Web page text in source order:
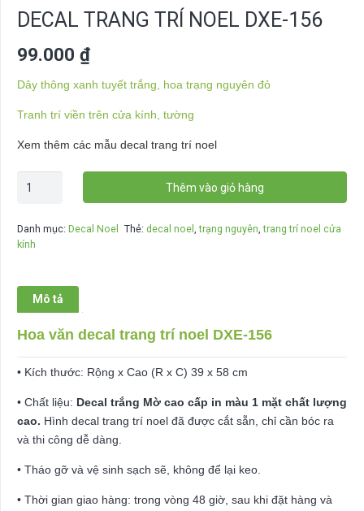
DECAL TRANG TRÍ NOEL DXE-156
99.000 ₫
Dây thông xanh tuyết trắng, hoa trạng nguyên đỏ
Tranh trí viền trên cửa kính, tường
Xem thêm các mẫu decal trang trí noel
Decal
noel
số
lượng
Thêm vào giỏ hàng
Danh mục: Decal Noel Thẻ:decal noel ,trạng nguyên ,trang trí noel cửa
kính
Mô tả
Hoa văn decal trang trí noel DXE-156
• Kích thước: Rộng x Cao (R x C) 39 x 58 cm
• Chất liệu: Decal trắng Mờ cao cấp in màu 1 mặt chất lượng
cao. Hình decal trang trí noel đã được cắt sẵn, chỉ cần bóc ra
và thi công dễ dàng.
• Tháo gỡ và vệ sinh sạch sẽ, không để lại keo.
• Thời gian giao hàng: trong vòng 48 giờ, sau khi đặt hàng và